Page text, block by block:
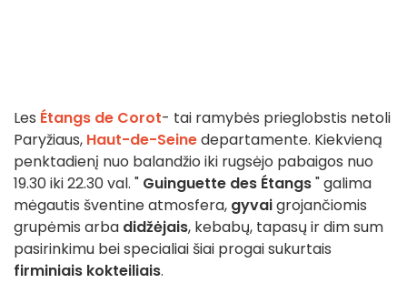
Les Étangs de Corot- tai ramybės prieglobstis netoli
Paryžiaus, Haut-de-Seinedepartamente. Kiekvieną
penktadienį nuo balandžio iki rugsėjo pabaigos nuo
19.30 iki 22.30 val. " Guinguette des Étangs" galima
mėgautis šventine atmosfera, gyvaigrojančiomis
grupėmis arba didžėjais, kebabų, tapasų ir dim sum
pasirinkimu bei specialiai šiai progai sukurtais
firminiais kokteiliais.